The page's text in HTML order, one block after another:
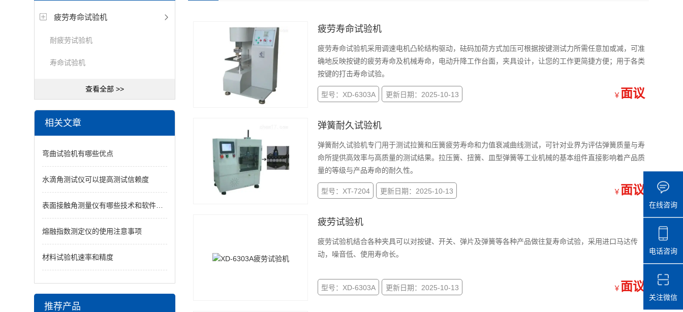
疲劳寿命试验机
耐疲劳试验机
寿命试验机
查看全部 >>
相关文章
弯曲试验机有哪些优点
水滴角测试仪可以提高测试信赖度
表面接触角测量仪有哪些技术和软件优势？
熔融指数测定仪的使用注意事项
材料试验机速率和精度
推荐产品
疲劳寿命试验机
疲劳寿命试验机采用调速电机凸轮结构驱动，砝码加荷方式加压可根据按键测试力所需任意加或减，可准
确地反映按键的疲劳寿命及机械寿命，电动升降工作台面，夹具设计，让您的工作更简捷方便；用于各类
按键的打击寿命试验。
型号：XD-6303A 更新日期：2025-10-13 ￥ 面议
弹簧耐久试验机
弹簧耐久试验机专门用于测试拉簧和压簧疲劳寿命和力值衰减曲线测试，可针对业界为评估弹簧质量与寿
命所提供高效率与高质量的测试结果。拉压簧、扭簧、皿型弹簧等工业机械的基本组件直接影响着产品质
量的等级与产品寿命的耐久性。
型号：XT-7204 更新日期：2025-10-13 ￥ 面议
疲劳试验机
疲劳试验机结合各种夹具可以对按键、开关、弹片及弹簧等各种产品做往复寿命试验，采用进口马达传
动，噪音低、使用寿命长。
型号：XD-6303A 更新日期：2025-10-13 ￥ 面议
在线咨询
电话咨询
关注微信